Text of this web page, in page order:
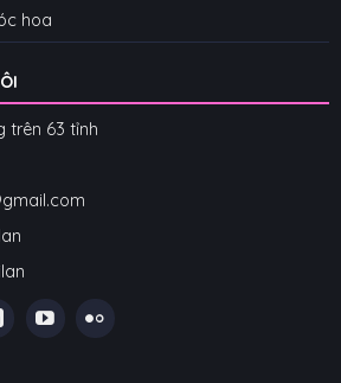
hoa
trên 63 tỉnh